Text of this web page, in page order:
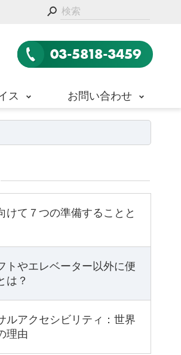
03-5818-3459
ス お問い合わせ
けて７つの準備することと
トやエレベーター以外に便
は？
ルアクセシビリティ：世界
理由